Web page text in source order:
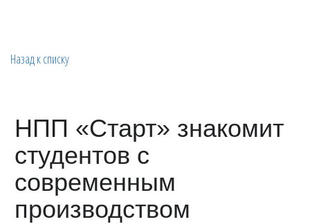
Назад к списку
НПП «Старт» знакомит
студентов с
современным
производством